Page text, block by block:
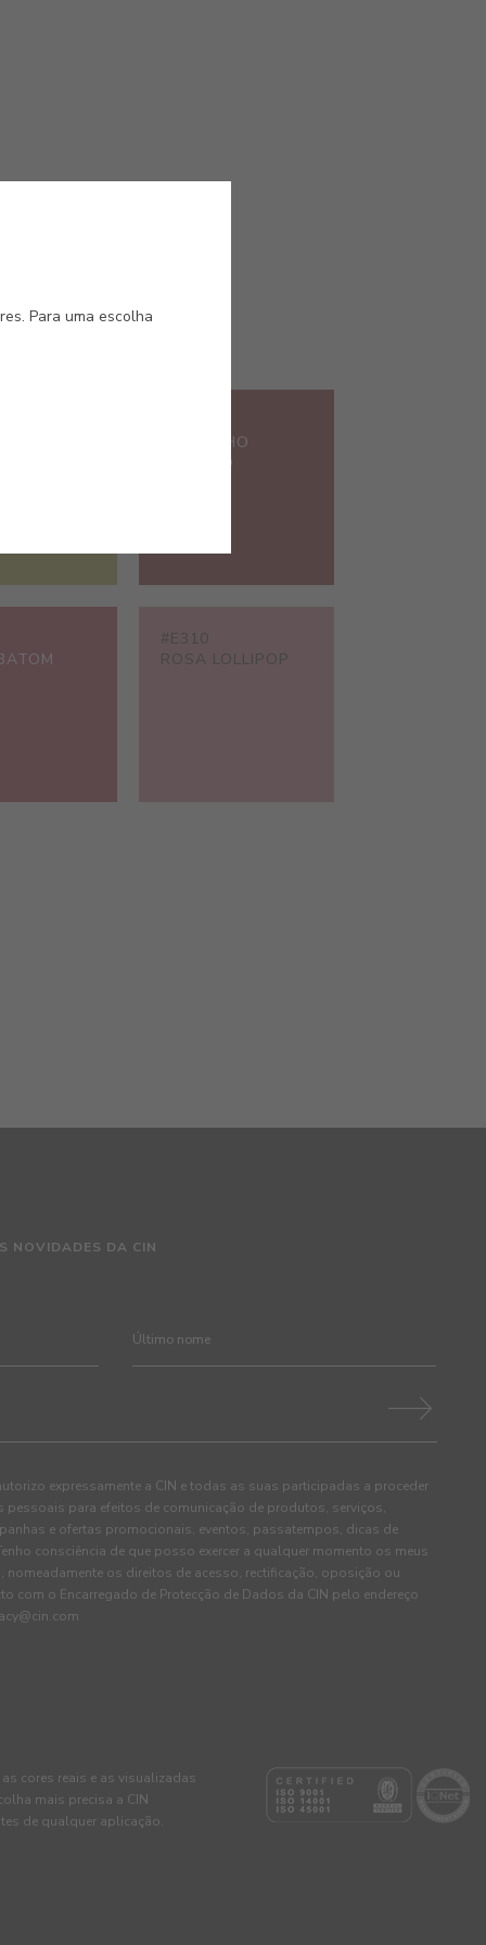
VERMELHO
CIPANGO
#E310
ROSA LOLLIPOP
NOVIDADES DA CIN
expressamente a CIN e todas as suas participadas a proceder
para efeitos de comunicação de produtos, serviços,
e ofertas promocionais, eventos, passatempos, dicas de
consciência de que posso exercer a qualquer momento os meus
os direitos de acesso, rectificação, oposição ou
com o Encarregado de Protecção de Dados da CIN pelo endereço
cores reais e as visualizadas
mais precisa a CIN
de qualquer aplicação.
Para uma escolha